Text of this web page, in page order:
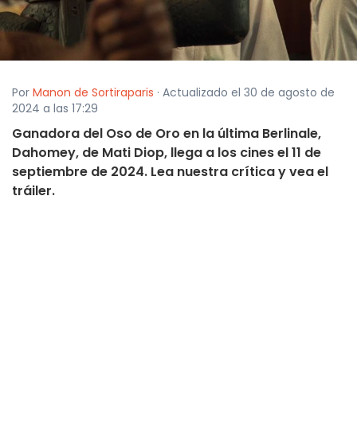
Por Manon de Sortiraparis · Actualizado el 30 de agosto de
2024 a las 17:29
Ganadora del Oso de Oro en la última Berlinale,
Dahomey, de Mati Diop, llega a los cines el 11 de
septiembre de 2024. Lea nuestra crítica y vea el
tráiler.